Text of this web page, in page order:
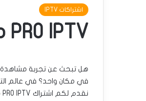
اشتراكات IPTV
PRO IPTV
هل تبحث عن تجربة مشاهدة
في مكان واحد؟ في عالم